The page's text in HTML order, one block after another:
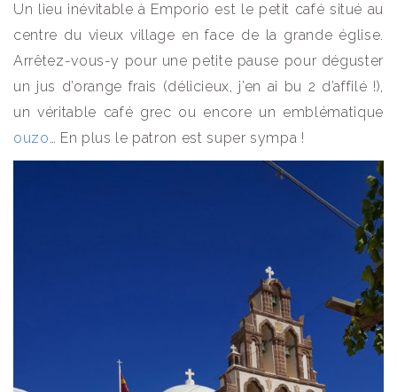
Un lieu inévitable à Emporio est le petit café situé au
centre du vieux village en face de la grande église.
Arrêtez-vous-y pour une petite pause pour déguster
un jus d’orange frais (délicieux, j’en ai bu 2 d’affilé !),
un véritable café grec ou encore un emblématique
ouzo… En plus le patron est super sympa !